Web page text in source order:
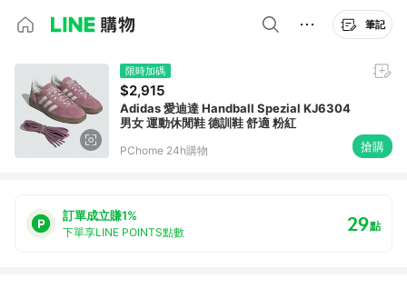
筆記
限時加碼
$2,915
Adidas 愛迪達 Handball Spezial KJ6304
男女 運動休閒鞋 德訓鞋 舒適 粉紅
PChome 24h購物 搶購
訂單成立賺1%
下單享LINE POINTS點數 29點